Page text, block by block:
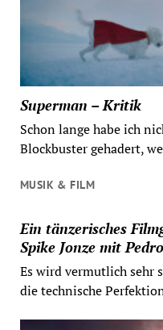
Superman – Kritik
Schon lange habe ich
Blockbuster gehadert,
MUSIK & FILM
Ein tänzerisches
Spike Jonze mit
Es wird vermutlich sehr
die technische